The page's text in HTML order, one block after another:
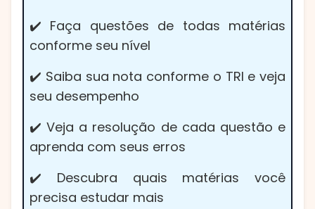
✔️ Faça questões de todas matérias
conforme seu nível
✔️ Saiba sua nota conforme o TRI e veja
seu desempenho
✔️ Veja a resolução de cada questão e
aprenda com seus erros
✔️ Descubra quais matérias você
precisa estudar mais